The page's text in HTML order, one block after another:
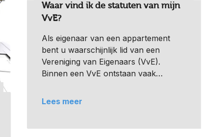
Waar vind ik de statuten van mijn
VvE?
Als eigenaar van een appartement
bent u waarschijnlijk lid van een
Vereniging van Eigenaars (VvE).
Binnen een VvE ontstaan vaak…
Lees meer